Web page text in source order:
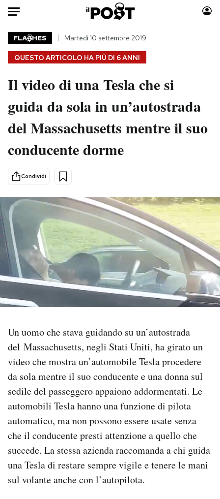
Auto
HOME
Italia
Politica
Tecnologia
Scienza
Cultura
Economia
Sport
Moda
Consumismi
Storie/Idee
Mondiali calcio 2026
PODCAST
NEWSLETTER
I MIEI PREFERITI
SHOP
AREA PERSONALE
Area Personale
Newsletter
Notifiche mobile
Regala il Post
QUESTO ARTICOLO HA PIÙ DI 6 ANNI
FLA HES Martedì 10 settembre 2019
Il video di una Tesla che si
guida da sola in un’autostrada
del Massachusetts mentre il suo
conducente dorme
Condividi
Un uomo che stava guidando su un’autostrada
del Massachusetts, negli Stati Uniti, ha girato un
video che mostra un’automobile Tesla procedere
da sola mentre il suo conducente e una donna sul
sedile del passeggero appaiono addormentati. Le
automobili Tesla hanno una funzione di pilota
automatico, ma non possono essere usate senza
che il conducente presti attenzione a quello che
succede. La stessa azienda raccomanda a chi guida
una Tesla di restare sempre vigile e tenere le mani
sul volante anche con l’autopilota.